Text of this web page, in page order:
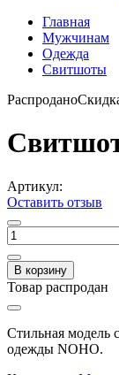
Главная
Мужчинам
Одежда
Свитшоты
Распродано
Артикул:
Оставить отзыв
В корзину
Товар распродан
Стильная модель
одежды NOHO.